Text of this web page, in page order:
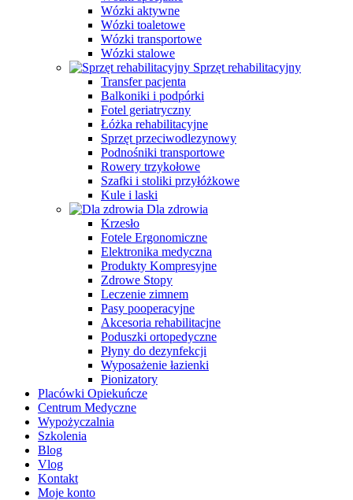
Wózki aktywne
Wózki toaletowe
Wózki transportowe
Wózki stalowe
Sprzęt rehabilitacyjny
Transfer pacjenta
Balkoniki i podpórki
Fotel geriatryczny
Łóżka rehabilitacyjne
Sprzęt przeciwodlezynowy
Podnośniki transportowe
Rowery trzykołowe
Szafki i stoliki przyłóżkowe
Kule i laski
Dla zdrowia
Krzesło
Fotele Ergonomiczne
Elektronika medyczna
Produkty Kompresyjne
Zdrowe Stopy
Leczenie zimnem
Pasy pooperacyjne
Akcesoria rehabilitacjne
Poduszki ortopedyczne
Płyny do dezynfekcji
Wyposażenie łazienki
Pionizatory
Placówki Opiekuńcze
Centrum Medyczne
Wypożyczalnia
Szkolenia
Blog
Vlog
Kontakt
Moje konto